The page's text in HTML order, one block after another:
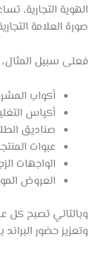
الهوية التجارية،
صورة العلامة
فعلى سبيل
أكواب
أكياس
صناديق
عبوات
الواجهات
العروض
وبالتالي تصبح كل
وتعزيز حضور البراند